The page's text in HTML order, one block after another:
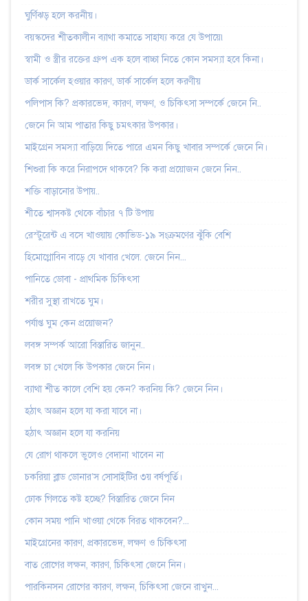
ঘুর্ণিঝড় হলে করনীয়।
বয়স্কদের শীতকালীন ব্যাথা কমাতে সাহায্য করে যে উপায়ে৷
স্বামী ও স্ত্রীর রক্তের গ্রুপ এক হলে বাচ্চা নিতে কোন সমস্যা হবে কিনা।
ডার্ক সার্কেল হওয়ার কারণ, ডার্ক সার্কেল হলে করণীয়
পলিপাস কি? প্রকারভেদ, কারণ, লক্ষণ, ও চিকিৎসা সম্পর্কে জেনে নি..
জেনে নি আম পাতার কিছু চমৎকার উপকার।
মাইগ্রেন সমস্যা বাড়িয়ে দিতে পারে এমন কিছু খাবার সম্পর্কে জেনে নি।
শিশুরা কি করে নিরাপদে থাকবে? কি করা প্রয়োজন জেনে নিন..
শক্তি বাড়ানোর উপায়..
শীতে শ্বাসকষ্ট থেকে বাঁচার ৭ টি উপায়
রেস্টুরেন্ট এ বসে খাওয়ায় কোভিড-১৯ সংক্রমণের ঝুঁকি বেশি
হিমোগ্লোবিন বাড়ে যে খাবার খেলে. জেনে নিন...
পানিতে ডোবা - প্রাথমিক চিকিৎসা
শরীর সুস্থা রাখতে ঘুম।
পর্যাপ্ত ঘুম কেন প্রয়োজন?
লবঙ্গ সম্পর্ক আরো বিস্তারিত জানুন..
লবঙ্গ চা খেলে কি উপকার জেনে নিন।
ব্যাথা শীত কালে বেশি হয় কেন? করনিয় কি? জেনে নিন।
হঠাৎ অজ্ঞান হলে যা করা যাবে না।
হঠাৎ অজ্ঞান হলে যা করনিয়
যে রোগ থাকলে ভুলেও বেদানা খাবেন না
চকরিয়া ব্লাড ডোনার’স সোসাইটির ৩য় বর্ষপূর্তি।
ঢোক গিলতে কষ্ট হচ্ছে? বিস্তারিত জেনে নিন
কোন সময় পানি খাওয়া থেকে বিরত থাকবেন?...
মাইগ্রেনের কারণ, প্রকারভেদ, লক্ষণ ও চিকিৎসা
বাত রোগের লক্ষন, কারণ, চিকিৎসা জেনে নিন।
পারকিনসন রোগের কারণ, লক্ষন, চিকিৎসা জেনে রাখুন...